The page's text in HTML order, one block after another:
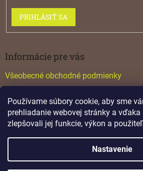
Používame súbory cookie, aby sme
prehliadanie webovej stránky a
zlepšovali jej funkcie, výkon a
Nastavenie
PRIHLÁSIŤ SA
Informácie pre vás
Všeobecné obchodné podmienky
Katalógy
Vytvoril